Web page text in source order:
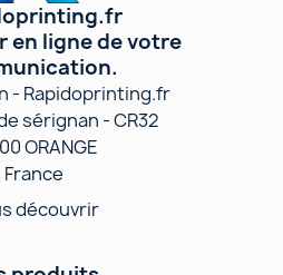
en ligne de votre
- Rapidoprinting.fr
sérignan - CR32
ORANGE
France
découvrir